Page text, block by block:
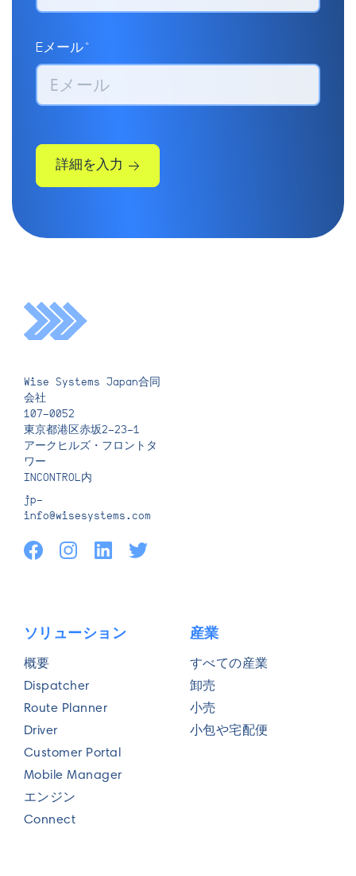
Eメール*
詳細を入力
電話番号*
役職名*
毎日の車両稼働数*
現在の配送ルート計画の課題は何でしょう
か？
Wise Systems Japan合同
会社
107-0052
東京都港区赤坂2-23-1
アークヒルズ・フロントタ
ワー
INCONTROL内
jp-
info@wisesystems.com
ソリューション
概要
Dispatcher
Route Planner
Driver
Customer Portal
Mobile Manager
エンジン
Connect
産業
すべての産業
卸売
小売
小包や宅配便